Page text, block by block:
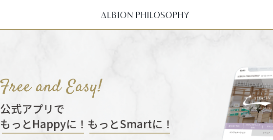
公式アプリで
もっとHappyに！ もっとSmartに！